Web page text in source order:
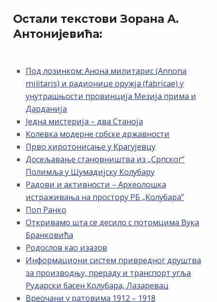
Остали текстови Зорана А.
Антонијевића:
Под лозинком: Анона милитарис (Annona
militaris) и радионице оружја (fabricae) у
унутрашњости провинција Мезија прима и
Дарданија
Једна мистерија – два Станоја
Колевка модерне србске државности
Прво хиротонисање у Крагујевцу
Досељавање становништва из „Српског“
Полимља у Шумадијску Колубару
Радови и активности – Археолошка
истраживања на простору РБ „Kолубара”
Поп Ранко
Откривамо шта се десило с потомцима Вука
Бранковића
Родослов као изазов
Информациони систем привредног друштва
за производњу, прераду и транспорт угља
Рударски басен Колубара, Лазаревац
Вреочани у ратовима 1912 – 1918